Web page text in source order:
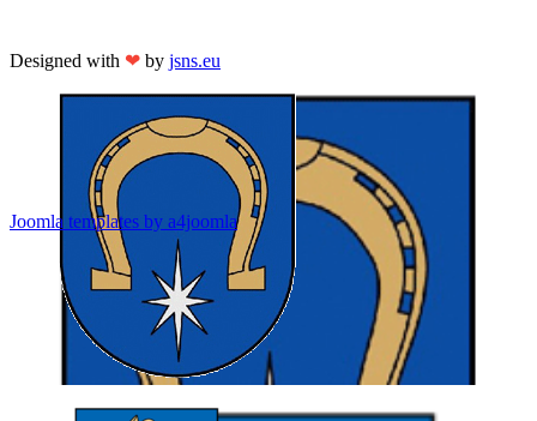
Designed with ❤ by jsns.eu
Joomla templates by a4joomla